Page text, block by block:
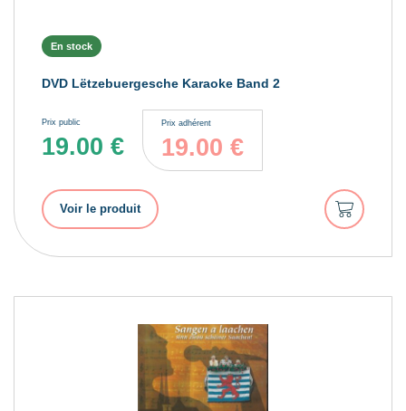
En stock
DVD Lëtzebuergesche Karaoke Band 2
Prix public
19.00 €
Prix adhérent
19.00 €
Voir le produit
Ajouter
au
panier